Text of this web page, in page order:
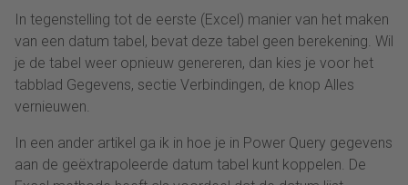
In tegenstelling tot de eerste (Excel) manier van het maken
van een datum tabel, bevat deze tabel geen berekening. Wil
je de tabel weer opnieuw genereren, dan kies je voor het
tabblad Gegevens, sectie Verbindingen, de knop Alles
vernieuwen.
In een ander artikel ga ik in hoe je in Power Query gegevens
aan de geëxtrapoleerde datum tabel kunt koppelen. De